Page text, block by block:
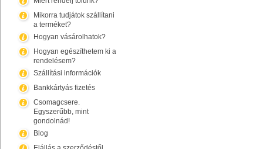
Mikorra tudjátok szállítani
a terméket?
Hogyan vásárolhatok?
Hogyan egészíthetem ki a
rendelésem?
Szállítási információk
Bankkártyás fizetés
Csomagcsere.
Egyszerűbb, mint
gondolnád!
Blog